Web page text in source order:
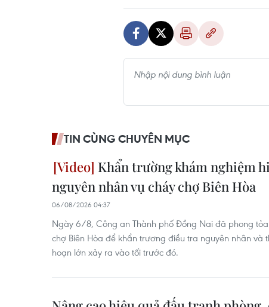
TIN CÙNG CHUYÊN MỤC
Khẩn trường khám nghiệm
nguyên nhân vụ cháy chợ Biên Hòa
06/08/2026 04:37
Ngày 6/8, Công an Thành phố Đồng Nai đã phong
chợ Biên Hòa để khẩn trương điều tra nguyên nhân và
hoạn lớn xảy ra vào tối trước đó.